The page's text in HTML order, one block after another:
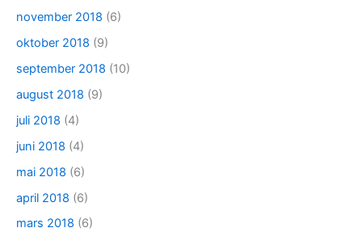
november 2018 (6)
oktober 2018 (9)
september 2018 (10)
august 2018 (9)
juli 2018 (4)
juni 2018 (4)
mai 2018 (6)
april 2018 (6)
mars 2018 (6)